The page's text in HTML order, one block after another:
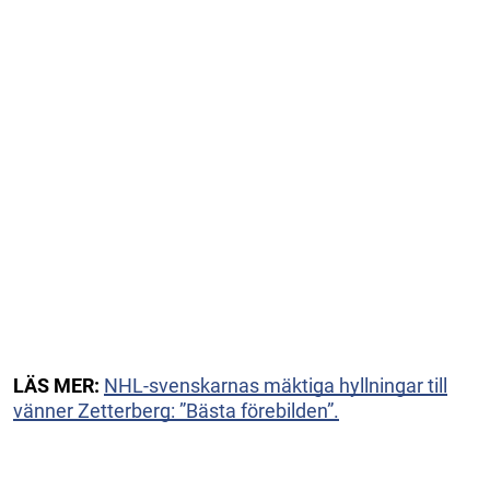
LÄS MER: NHL-svenskarnas mäktiga hyllningar till
vänner Zetterberg: ”Bästa förebilden”.